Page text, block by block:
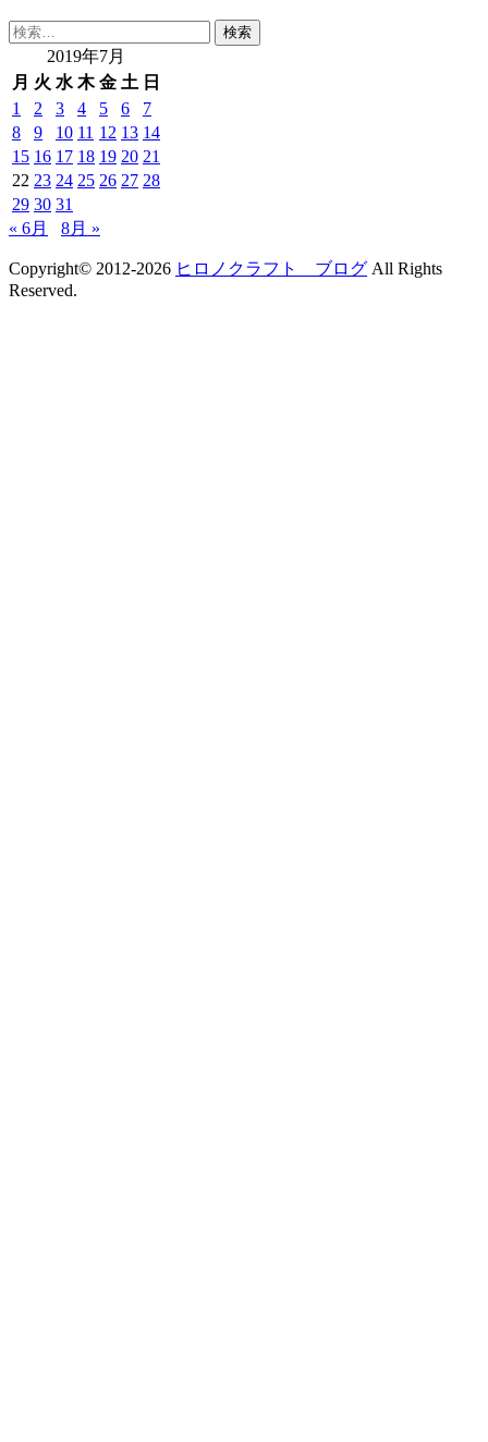
検
2019年7月
月 火 水 木 金 土 日
1
2 3 4 5 6
7
8
9 10 11 12 13 14
15 16 17 18 19 20 21
22 23 24 25 26 27 28
29 30 31
« 6月
8月 »
Copyright© 2012-2026 ヒロノクラフト ブログ All Rights
Reserved.